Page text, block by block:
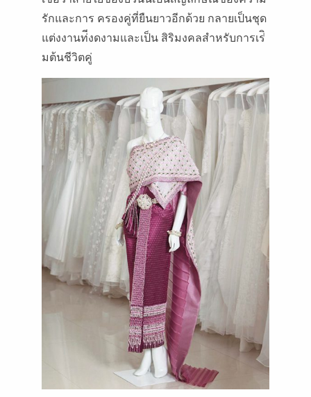
รักและการ ครองคู่ที่ยืนยาวอีกด้วย กลายเป็นชุด
แต่งงานท่ีงดงามและเป็น สิริมงคลสําหรับการเร่ิ
มต้นชีวิตคู่